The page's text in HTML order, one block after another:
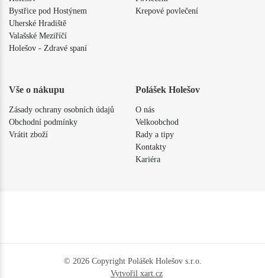
Bystřice pod Hostýnem
Uherské Hradiště
Valašské Meziříčí
Holešov - Zdravé spaní
Krepové povlečení
Vše o nákupu
Zásady ochrany osobních údajů
Obchodní podmínky
Vrátit zboží
Polášek Holešov
O nás
Velkoobchod
Rady a tipy
Kontakty
Kariéra
© 2026 Copyright Polášek Holešov s.r.o.
Vytvořil xart.cz